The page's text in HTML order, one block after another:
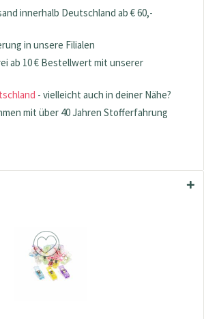
innerhalb Deutschland ab € 60,-
in unsere Filialen
ab 10 € Bestellwert mit unserer
- vielleicht auch in deiner Nähe?
mit über 40 Jahren Stofferfahrung